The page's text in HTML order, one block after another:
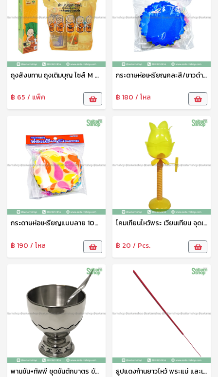
ถุงสังฆทาน ถุงเติมบุญ ไซส์ M 27x27 ซม. Sunzip
฿ 65 / แพ็ค
กระดาษห่อเหรียญคละสี/ขาวดำ 100แผ่น 0
฿ 180 / โหล
กระดาษห่อเหรียญแบบลาย 100แผ่น 0
฿ 190 / โหล
โคมเทียนไหว้พระ เวียนเทียน จุดเทียนถือดอกบัว สีเหลือง vv
฿ 20 / Pcs.
พานขัน+ทัพพี ชุดขันตักบาตร ขันน้ำพร้อมพานรองลายไทย พานรองสแตนเลส 20 ซม. จากัวร์ ธูปแดงก้านยาวไหว้ พระแม่ และเทพทุกพระองค์ ธูปจุดบูชา ธูปจุดไหว้พระ ธูปหอม ธูปหอมไทย ควันน้อย จุดติดง่าย ธูปแดงท้าวเวสสุวรรณ ลัคกี้